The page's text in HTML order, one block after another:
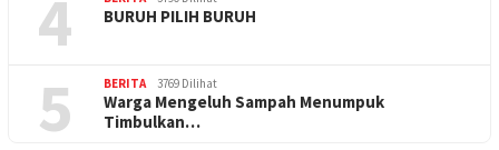
4 BURUH PILIH BURUH
5 BERITA 3769 Dilihat
Warga Mengeluh Sampah Menumpuk
Timbulkan…